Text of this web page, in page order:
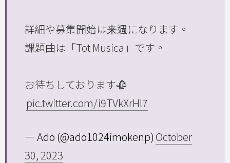
詳細や募集開始は来週になります。
課題曲は「Tot Musica」です。
お待ちしております🥀
pic.twitter.com/i9TVkXrHl7
— Ado (@ado1024imokenp)October
30, 2023